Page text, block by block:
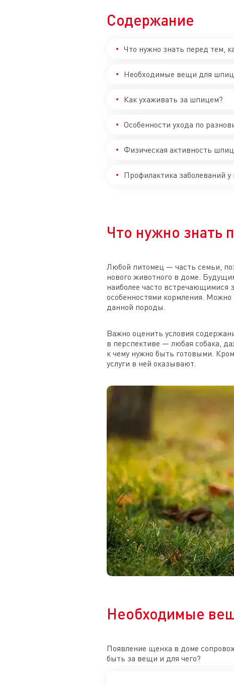
Содержание
Что нужно знать перед тем,
Необходимые вещи для
Как ухаживать за шпицем?
Особенности ухода по
Физическая активность
Профилактика заболеваний
Что нужно знать
Любой питомец — часть семьи,
нового животного в доме.
наиболее часто встречающимися
особенностями кормления.
данной породы.
Важно оценить условия
в перспективе — любая собака,
к чему нужно быть готовыми.
услуги в ней оказывают.
Необходимые
Появление щенка в доме
быть за вещи и для чего?